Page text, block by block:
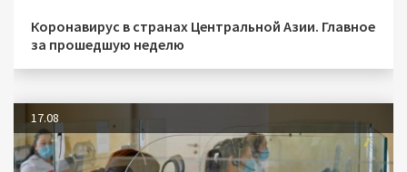
Коронавирус в странах Центральной Азии. Главное
за прошедшую неделю
17.08